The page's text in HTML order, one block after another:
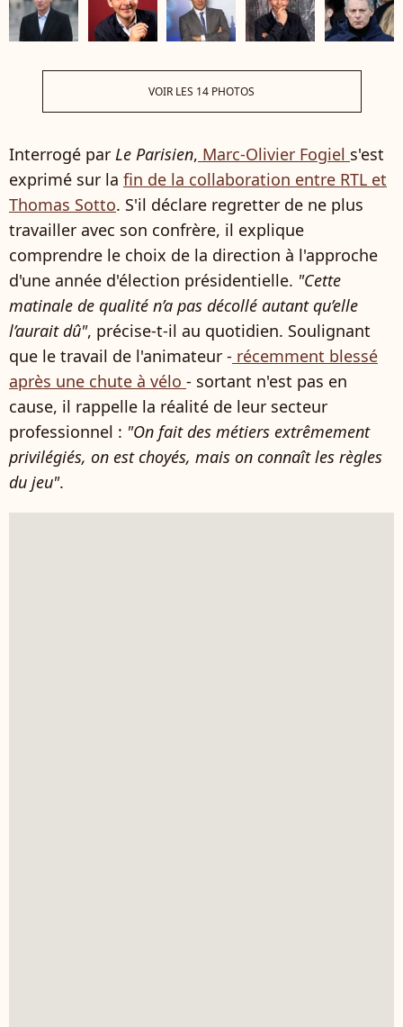
VOIR LES 14 PHOTOS
Interrogé par Le Parisien, Marc-Olivier Fogiel s'est
exprimé sur la fin de la collaboration entre RTL et
Thomas Sotto. S'il déclare regretter de ne plus
travailler avec son confrère, il explique
comprendre le choix de la direction à l'approche
d'une année d'élection présidentielle. "Cette
matinale de qualité n’a pas décollé autant qu’elle
l’aurait dû", précise-t-il au quotidien. Soulignant
que le travail de l'animateur - récemment blessé
après une chute à vélo - sortant n'est pas en
cause, il rappelle la réalité de leur secteur
professionnel : "On fait des métiers extrêmement
privilégiés, on est choyés, mais on connaît les règles
du jeu".